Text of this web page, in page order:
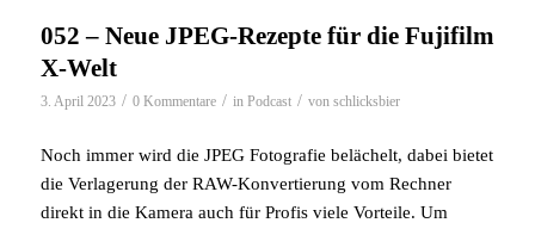
052 – Neue JPEG-Rezepte für die Fujifilm
X-Welt
3. April 2023 / 0 Kommentare / in Podcast / von schlicksbier
Noch immer wird die JPEG Fotografie belächelt, dabei bietet
die Verlagerung der RAW-Konvertierung vom Rechner
direkt in die Kamera auch für Profis viele Vorteile. Um